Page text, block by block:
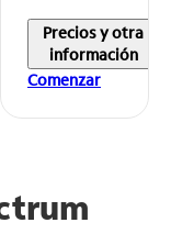
Precios y otra
información
Comenzar